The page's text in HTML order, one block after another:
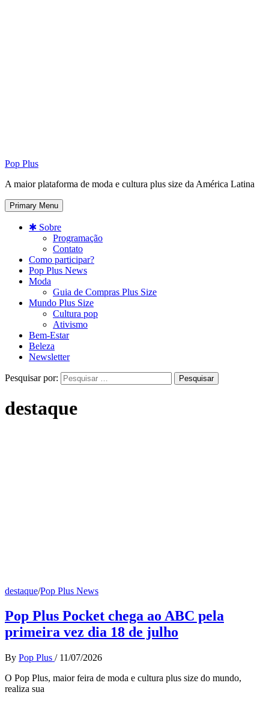
Pop Plus
A maior plataforma de moda e cultura plus size da América Latina
Primary Menu
✱ Sobre
Programação
Contato
Como participar?
Pop Plus News
Moda
Guia de Compras Plus Size
Mundo Plus Size
Cultura pop
Ativismo
Bem-Estar
Beleza
Newsletter
Pesquisar por:
destaque
destaque/Pop Plus News
Pop Plus Pocket chega ao ABC pela
primeira vez dia 18 de julho
By Pop Plus / 11/07/2026
O Pop Plus, maior feira de moda e cultura plus size do mundo,
realiza sua